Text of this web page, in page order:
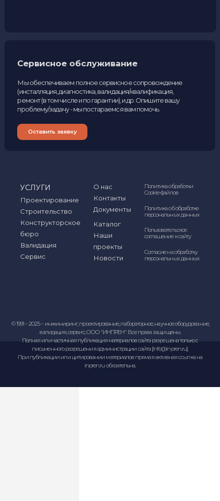
info@inpren.ru
127566 Россия, Москва,
48, корпус 1
+7 (495) 204-28-06
+7 (999) 078-72-85
+7 (901) 765-91-12
Лучшие условия